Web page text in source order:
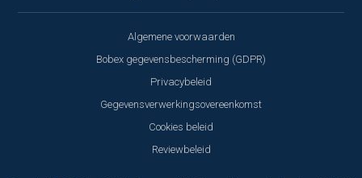
Algemene voorwaarden
Bobex gegevensbescherming (GDPR)
Privacybeleid
Gegevensverwerkingsovereenkomst
Cookies beleid
Reviewbeleid